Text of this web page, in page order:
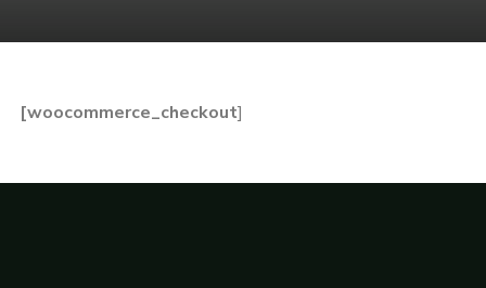
[woocommerce_checkout]